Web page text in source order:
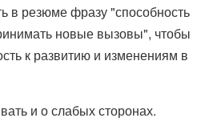
в резюме фразу "способность
новые вызовы", чтобы
к развитию и изменениям в
и о слабых сторонах.